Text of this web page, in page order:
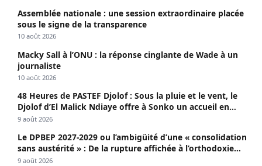
Assemblée nationale : une session extraordinaire placée
sous le signe de la transparence
10 août 2026
Macky Sall à l’ONU : la réponse cinglante de Wade à un
journaliste
10 août 2026
48 Heures de PASTEF Djolof : Sous la pluie et le vent, le
Djolof d’El Malick Ndiaye offre à Sonko un accueil en
apothéose
9 août 2026
Le DPBEP 2027-2029 ou l’ambigüité d’une « consolidation
sans austérité » : De la rupture affichée à l’orthodoxie
budgétaire, une analyse critique de la trajectoire
9 août 2026